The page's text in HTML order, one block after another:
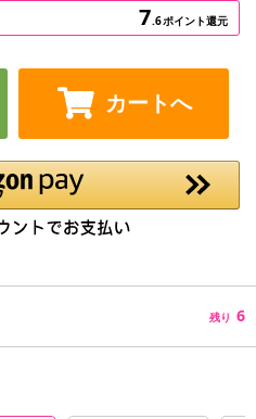
7.6ポイント還元
カートへ
残り 6